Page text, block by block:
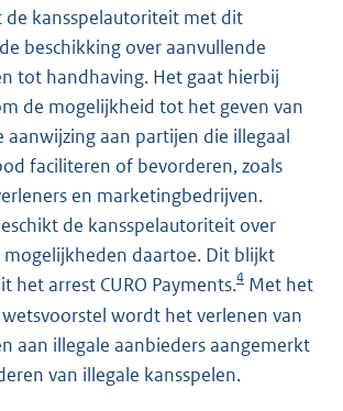
de kansspelautoriteit met dit
beschikking over aanvullende
tot handhaving. Het gaat hierbij
de mogelijkheid tot het geven van
aanwijzing aan partijen die illegaal
faciliteren of bevorderen, zoals
en marketingbedrijven.
de kansspelautoriteit over
daartoe. Dit blijkt
het arrest CURO Payments.4 Met het
wordt het verlenen van
aan illegale aanbieders aangemerkt
van illegale kansspelen.